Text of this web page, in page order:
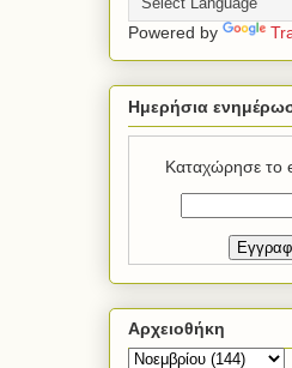
Powered by
Ημερήσια
Καταχώρησε το
Αρχειοθήκη